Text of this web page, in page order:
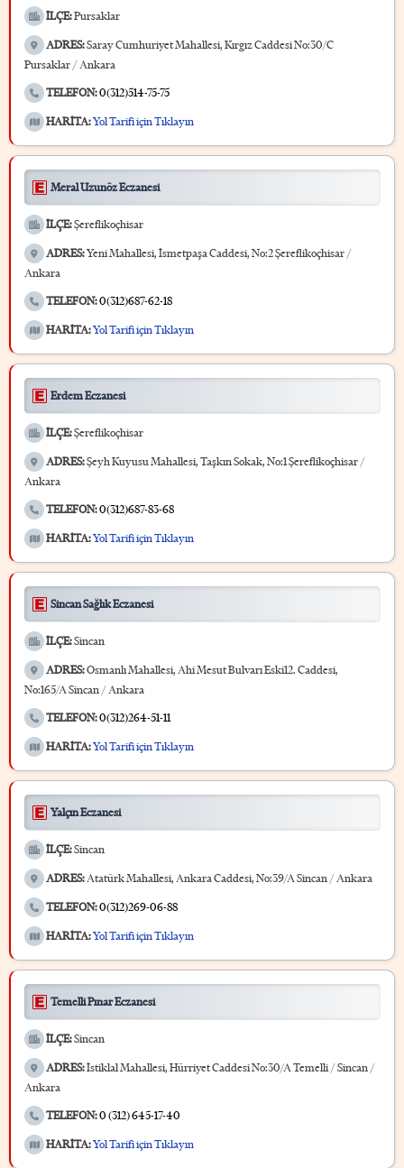
İLÇE:Pursaklar
ADRES:Saray Cumhuriyet Mahallesi, Kırgız Caddesi No:30/C
Pursaklar / Ankara
TELEFON:0(312)514-75-75
HARİTA:Yol Tarifi için Tıklayın
Meral Uzunöz Eczanesi
İLÇE:Şereflikoçhisar
ADRES:Yeni Mahallesi, İsmetpaşa Caddesi, No:2 Şereflikoçhisar /
Ankara
TELEFON:0(312)687-62-18
HARİTA:Yol Tarifi için Tıklayın
Erdem Eczanesi
İLÇE:Şereflikoçhisar
ADRES:Şeyh Kuyusu Mahallesi, Taşkın Sokak, No:1 Şereflikoçhisar /
Ankara
TELEFON:0(312)687-83-68
HARİTA:Yol Tarifi için Tıklayın
Sincan Sağlık Eczanesi
İLÇE:Sincan
ADRES:Osmanlı Mahallesi, Ahi Mesut Bulvarı Eski12. Caddesi,
No:165/A Sincan / Ankara
TELEFON:0(312)264-51-11
HARİTA:Yol Tarifi için Tıklayın
Yalçın Eczanesi
İLÇE:Sincan
ADRES:Atatürk Mahallesi, Ankara Caddesi, No:39/A Sincan / Ankara
TELEFON:0(312)269-06-88
HARİTA:Yol Tarifi için Tıklayın
Temelli Pınar Eczanesi
İLÇE:Sincan
ADRES:İstiklal Mahallesi, Hürriyet Caddesi No:30/A Temelli / Sincan /
Ankara
TELEFON:0 (312) 645-17-40
HARİTA:Yol Tarifi için Tıklayın